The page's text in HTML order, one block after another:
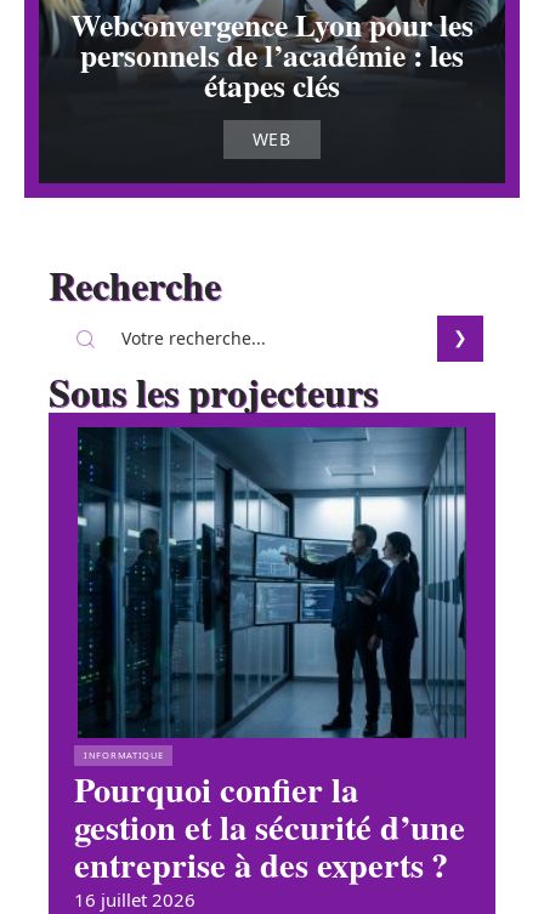
Webconvergence Lyon pour les
personnels de l’académie : les
étapes clés
WEB
Recherche
Sous les projecteurs
INFORMATIQUE
Pourquoi confier la
gestion et la sécurité d’une
entreprise à des experts ?
16 juillet 2026